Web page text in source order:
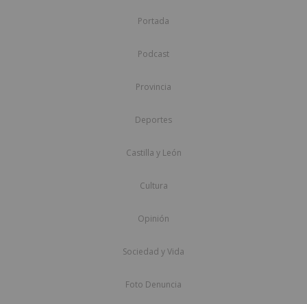
Portada
Podcast
Provincia
Deportes
Castilla y León
Cultura
Opinión
Sociedad y Vida
Foto Denuncia